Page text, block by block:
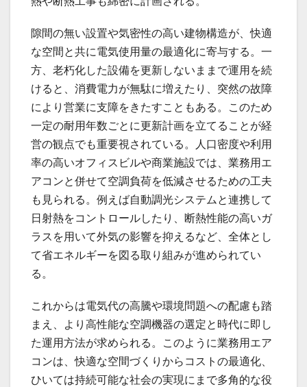
隙間の無い設置や気密性の高い建物構造が、快適
な空間と共に電気使用量の最適化に寄与する。一
方、老朽化した設備を更新しないままで運用を続
けると、消費電力が無駄に増えたり、突然の故障
により営業に支障をきたすこともある。このため
一定の耐用年数ごとに更新計画を立てることが経
営の観点でも重要視されている。人口密度や利用
率の高いオフィスビルや商業施設では、業務用エ
アコンと併せて空調負荷を低減させるための工夫
も見られる。例えば自動調光システムと連携して
日射熱をコントロールしたり、断熱性能の高いガ
ラスを用いて外気の影響を抑えるなど、全体とし
て省エネルギーを図る取り組みが進められてい
る。
これからは電気代の高騰や環境問題への配慮も踏
まえ、より高性能な空調機器の選定と時代に即し
た運用方法が求められる。このように業務用エア
コンは、快適な空間づくりからコストの最適化、
ひいては持続可能な社会の実現にまで多角的な役